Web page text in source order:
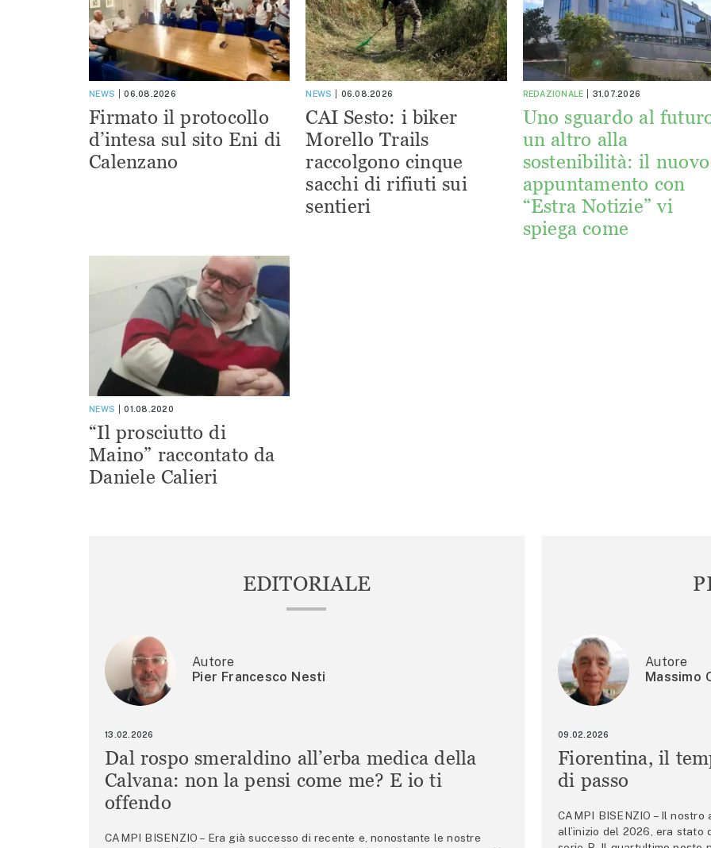
NEWS 06.08.2026
Firmato il protocollo
d’intesa sul sito Eni di
Calenzano
NEWS 06.08.2026
CAI Sesto: i biker
Morello Trails
raccolgono cinque
sacchi di rifiuti sui
sentieri
REDAZIONALE 31.07.2026
Uno sguardo al
un altro alla
sostenibilità: il nuovo
appuntamento con
“Estra Notizie” vi
spiega come
NEWS 01.08.2020
“Il prosciutto di
Maino” raccontato da
Daniele Calieri
EDITORIALE
Autore
Pier Francesco Nesti
13.02.2026
Dal rospo smeraldino all’erba medica della
Calvana: non la pensi come me? E io ti
offendo
CAMPI BISENZIO – Era già successo di recente e, nonostante le nostre
Autore
Massimo
09.02.2026
Fiorentina, il
di passo
CAMPI BISENZIO – Il
all’inizio del 2026, era stato